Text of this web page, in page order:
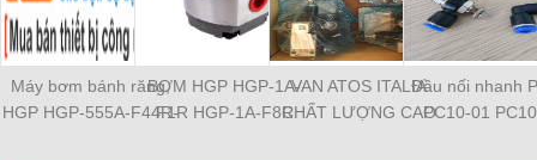
Máy bơm bánh răng,
HGP HGP-555A-F44R-
BƠM HGP HGP-1A-
F1R HGP-1A-F8R
VAN ATOS ITALIA
CHẤT LƯỢNG CAO
Đầu nối nhanh
PC10-01